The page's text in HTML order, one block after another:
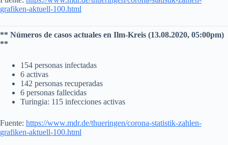
grafiken-aktuell-100.html
** Números de casos actuales en Ilm-Kreis (13.08.2020, 05:00pm)
**
154 personas infectadas
6 activas
142 personas recuperadas
6 personas fallecidas
Turingia: 115 infecciones activas
Fuente: https://www.mdr.de/thueringen/corona-statistik-zahlen-
grafiken-aktuell-100.html